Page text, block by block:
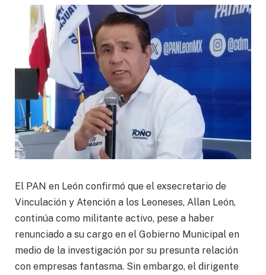
El PAN en León confirmó que el exsecretario de
Vinculación y Atención a los Leoneses, Allan León,
continúa como militante activo, pese a haber
renunciado a su cargo en el Gobierno Municipal en
medio de la investigación por su presunta relación
con empresas fantasma. Sin embargo, el dirigente